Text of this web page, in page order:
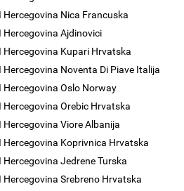
Nica Francuska
Hercegovina Ajdinovici
Hercegovina Kupari Hrvatska
Noventa Di Piave Italija
Hercegovina Oslo Norway
Orebic Hrvatska
Viore Albanija
Hercegovina Koprivnica Hrvatska
Jedrene Turska
Srebreno Hrvatska